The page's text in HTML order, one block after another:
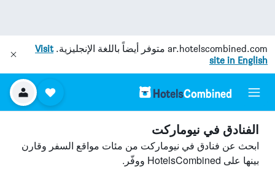
ar.hotelscombined.com متوفر أيضاً باللغة الإنجليزية.Visit
site in English
الفنادق في نيوماركت
ابحث عن فنادق في نيوماركت من مئات مواقع السفر وقارن
بينها على HotelsCombined ووفّر.